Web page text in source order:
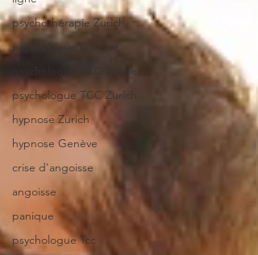
psychothérapie Zurich
psychologue Genève
psychologue TCC Suisse
psychologue TCC Zurich
hypnose Zurich
hypnose Genève
crise d'angoisse
angoisse
panique
psychologue Tcc